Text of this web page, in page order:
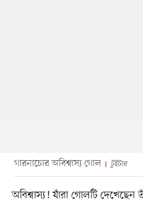
গারনাচোর অবিশ্বাস্য গোল টুইটার
অবিশ্বাস্য! যাঁরা গোলটি